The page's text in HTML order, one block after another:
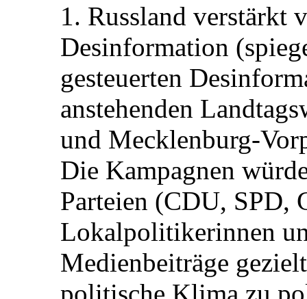
1. Russland verstärkt
Desinformation
gesteuerten
anstehenden
und Mecklenburg-
Die Kampagnen
Parteien (CDU, SPD,
Lokalpolitikerinnen
Medienbeiträge
politische Klima zu